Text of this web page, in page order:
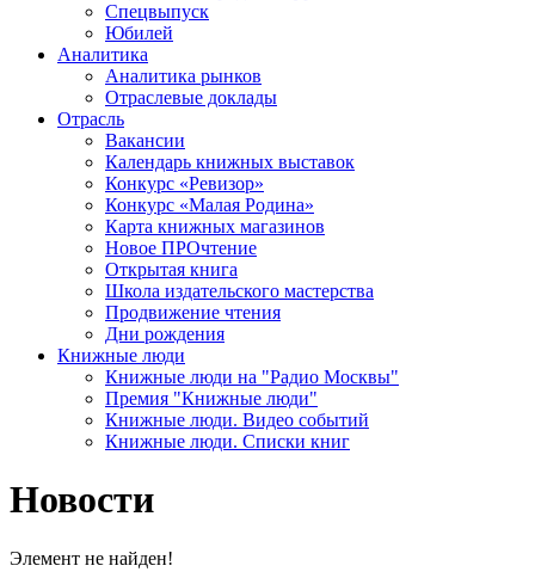
Спецвыпуск
Юбилей
Аналитика
Аналитика рынков
Отраслевые доклады
Отрасль
Вакансии
Календарь книжных выставок
Конкурс «Ревизор»
Конкурс «Малая Родина»
Карта книжных магазинов
Новое ПРОчтение
Открытая книга
Школа издательского мастерства
Продвижение чтения
Дни рождения
Книжные люди
Книжные люди на "Радио Москвы"
Премия "Книжные люди"
Книжные люди. Видео событий
Книжные люди. Списки книг
Новости
Элемент не найден!